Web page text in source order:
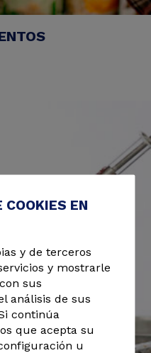
COOKIES EN
y de terceros
y mostrarle
sus
análisis de sus
continúa
que acepta su
u